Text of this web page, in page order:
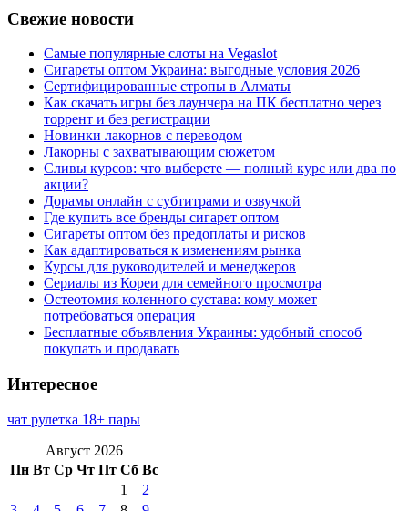
Свежие новости
Самые популярные слоты на Vegaslot
Сигареты оптом Украина: выгодные условия 2026
Сертифицированные стропы в Алматы
Как скачать игры без лаунчера на ПК бесплатно через
торрент и без регистрации
Новинки лакорнов с переводом
Лакорны с захватывающим сюжетом
Сливы курсов: что выберете — полный курс или два по
акции?
Дорамы онлайн с субтитрами и озвучкой
Где купить все бренды сигарет оптом
Сигареты оптом без предоплаты и рисков
Как адаптироваться к изменениям рынка
Курсы для руководителей и менеджеров
Сериалы из Кореи для семейного просмотра
Остеотомия коленного сустава: кому может
потребоваться операция
Бесплатные объявления Украины: удобный способ
покупать и продавать
Интересное
чат рулетка 18+ пары
Август 2026
Пн Вт Ср Чт Пт Сб Вс
1
2